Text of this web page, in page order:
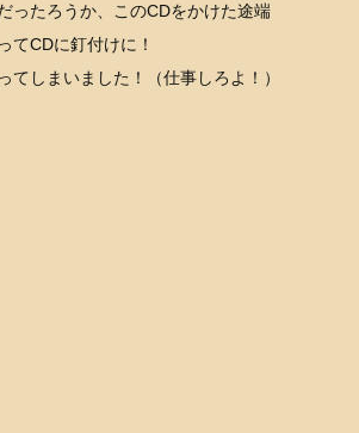
ったろうか、このCDをかけた途端
てCDに釘付けに！
てしまいました！（仕事しろよ！）